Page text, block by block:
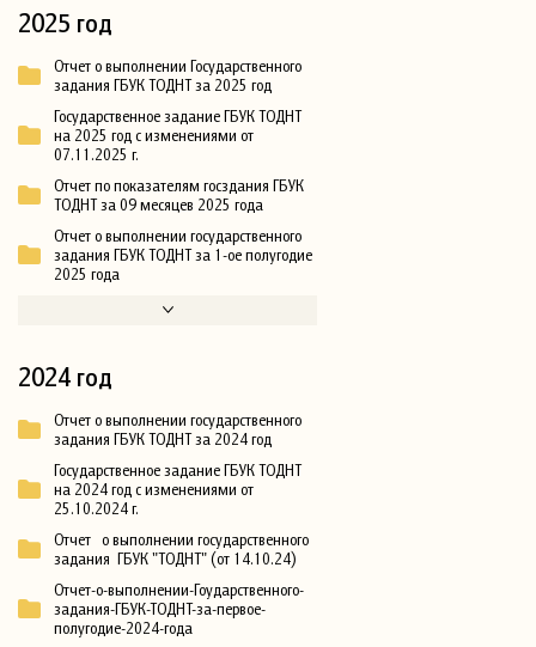
2025 год
Отчет о выполнении Государственного
задания ГБУК ТОДНТ за 2025 год
Государственное задание ГБУК ТОДНТ
на 2025 год с изменениями от
07.11.2025 г.
Отчет по показателям госздания ГБУК
ТОДНТ за 09 месяцев 2025 года
Отчет о выполнении государственного
задания ГБУК ТОДНТ за 1-ое полугодие
2025 года
2024 год
Отчет о выполнении государственного
задания ГБУК ТОДНТ за 2024 год
Государственное задание ГБУК ТОДНТ
на 2024 год с изменениями от
25.10.2024 г.
Отчет о выполнении государственного
задания ГБУК "ТОДНТ" (от 14.10.24)
Отчет-о-выполнении-Гоударственного-
задания-ГБУК-ТОДНТ-за-первое-
полугодие-2024-года